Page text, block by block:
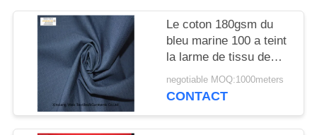
PRIVACY
POLICY
Le coton 180gsm du
bleu marine 100 a teint
la larme de tissu de
Ripstop de coton
résistante
negotiable MOQ:1000meters
CONTACT